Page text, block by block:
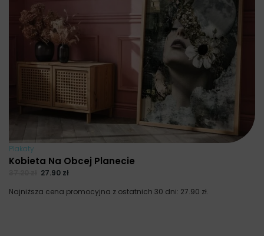
Plakaty
Kobieta Na Obcej Planecie
27.90 zł
Najniższa cena promocyjna z ostatnich 30 dni: 27.90 zł.